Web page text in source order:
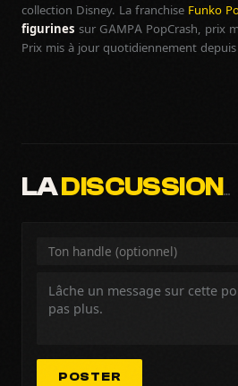
collection Disney. La franchise Funko
figurines sur GAMPA PopCrash, prix
Prix mis à jour quotidiennement
LADISCUSSION…
POSTER